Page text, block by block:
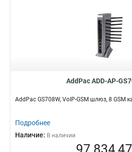
AddPac ADD-AP-
AddPac GS708W, VoIP-GSM шлюз, 8 GSM
Подробнее
Наличие: В наличии
97